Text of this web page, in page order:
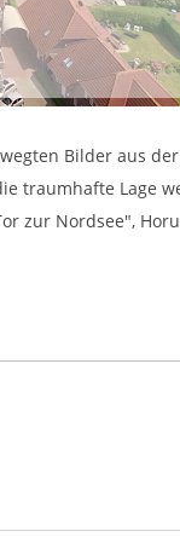
Bilder aus
traumhafte Lage
zur Nordsee",